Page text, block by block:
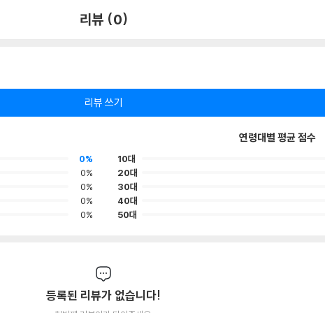
리뷰 (0)
리뷰 쓰기
0%
0%
0%
0%
0%
연령대별 평균 점수
10대
20대
30대
40대
50대
등록된 리뷰가 없습니다!